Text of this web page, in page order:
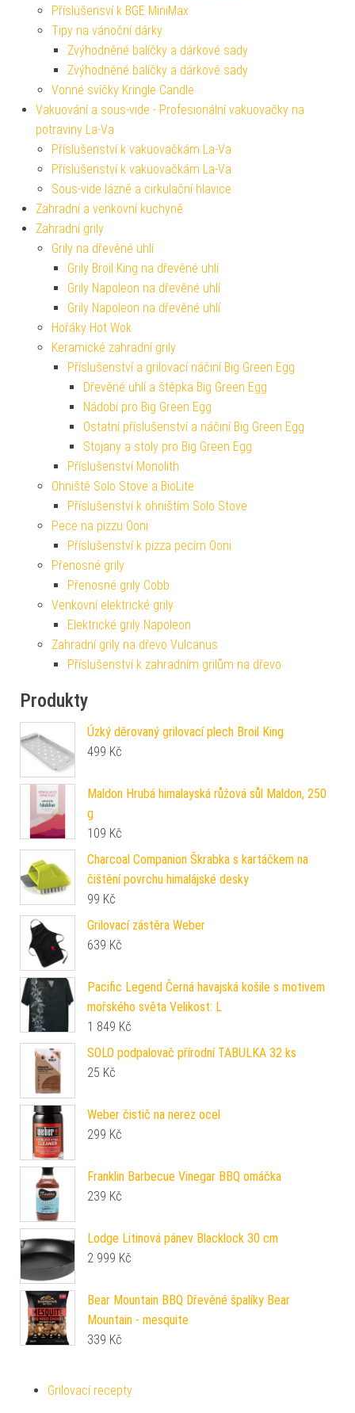
Příslušensví k BGE MiniMax
Tipy na vánoční dárky
Zvýhodněné balíčky a dárkové sady
Zvýhodněné balíčky a dárkové sady
Vonné svíčky Kringle Candle
Vakuování a sous-vide - Profesionální vakuovačky na
potraviny La-Va
Příslušenství k vakuovačkám La-Va
Příslušenství k vakuovačkám La-Va
Sous-vide lázně a cirkulační hlavice
Zahradní a venkovní kuchyně
Zahradní grily
Grily na dřevěné uhlí
Grily Broil King na dřevěné uhlí
Grily Napoleon na dřevěné uhlí
Grily Napoleon na dřevěné uhlí
Hořáky Hot Wok
Keramické zahradní grily
Příslušenství a grilovací náčiní Big Green Egg
Dřevěné uhlí a štěpka Big Green Egg
Nádobí pro Big Green Egg
Ostatní příslušenství a náčiní Big Green Egg
Stojany a stoly pro Big Green Egg
Příslušenství Monolith
Ohniště Solo Stove a BioLite
Příslušenství k ohništím Solo Stove
Pece na pizzu Ooni
Příslušenství k pizza pecím Ooni
Přenosné grily
Přenosné grily Cobb
Venkovní elektrické grily
Elektrické grily Napoleon
Zahradní grily na dřevo Vulcanus
Příslušenství k zahradním grilům na dřevo
Produkty
Úzký děrovaný grilovací plech Broil King
499 Kč
Maldon Hrubá himalayská růžová sůl Maldon, 250
g
109 Kč
Charcoal Companion Škrabka s kartáčkem na
čištění povrchu himalájské desky
99 Kč
Grilovací zástěra Weber
639 Kč
Pacific Legend Černá havajská košile s motivem
mořského světa Velikost: L
1 849 Kč
SOLO podpalovač přírodní TABULKA 32 ks
25 Kč
Weber čistič na nerez ocel
299 Kč
Franklin Barbecue Vinegar BBQ omáčka
239 Kč
Lodge Litinová pánev Blacklock 30 cm
2 999 Kč
Bear Mountain BBQ Dřevěné špalíky Bear
Mountain - mesquite
339 Kč
Grilovací recepty